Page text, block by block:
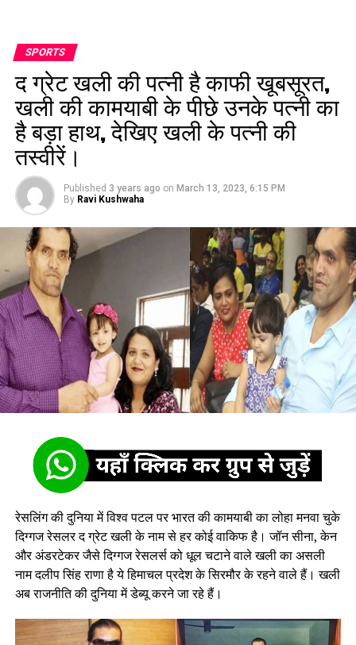
SPORTS
द ग्रेट खली की पत्नी है काफी खूबसूरत,
खली की कामयाबी के पीछे उनके पत्नी का
है बड़ा हाथ, देखिए खली के पत्नी की
तस्वीरें।
Published 3 years ago on March 13, 2023, 6:15 PM
By Ravi Kushwaha
रेसलिंग की दुनिया में विश्व पटल पर भारत की कामयाबी का लोहा मनवा चुके
दिग्गज रेसलर द ग्रेट खली के नाम से हर कोई वाकिफ है। जॉन सीना, केन
और अंडरटेकर जैसे दिग्गज रेसलर्स को धूल चटाने वाले खली का असली
नाम दलीप सिंह राणा है ये हिमाचल प्रदेश के सिरमौर के रहने वाले हैं। खली
अब राजनीति की दुनिया में डेब्यू करने जा रहे हैं।